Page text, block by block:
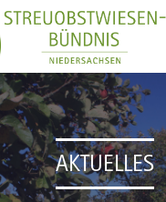
AKTUELLES